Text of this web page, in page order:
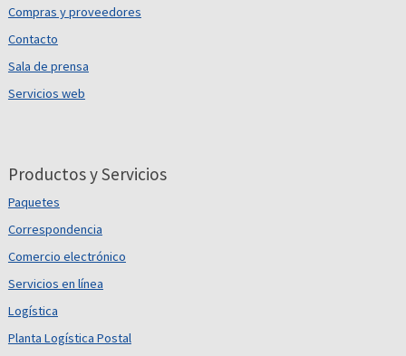
Compras y proveedores
Contacto
Sala de prensa
Servicios web
Productos y Servicios
Paquetes
Correspondencia
Comercio electrónico
Servicios en línea
Logística
Planta Logística Postal